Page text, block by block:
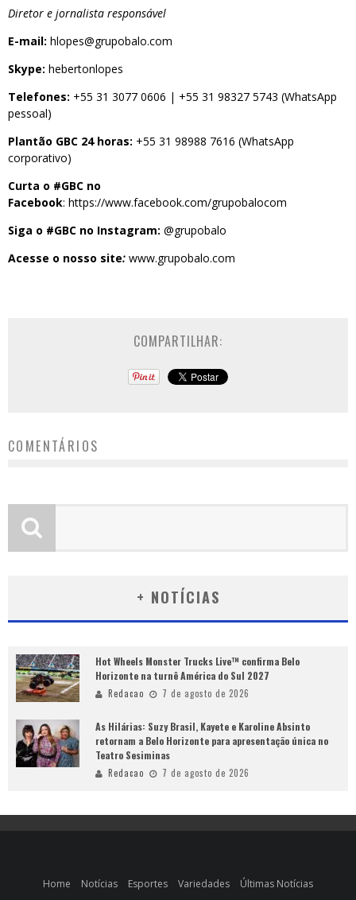
Diretor e jornalista responsável
E-mail: hlopes@grupobalo.com
Skype: hebertonlopes
Telefones: +55 31 3077 0606 | +55 31 98327 5743 (WhatsApp
pessoal)
Plantão GBC 24 horas: +55 31 98988 7616 (WhatsApp
corporativo)
Curta o #GBC no
Facebook: https://www.facebook.com/grupobalocom
Siga o #GBC no Instagram: @grupobalo
Acesse o nosso site: www.grupobalo.com
COMPARTILHAR:
COMENTÁRIOS
+ NOTÍCIAS
Hot Wheels Monster Trucks Live™ confirma Belo
Horizonte na turnê América do Sul 2027
Redacao 7 de agosto de 2026
As Hilárias: Suzy Brasil, Kayete e Karoline Absinto
retornam a Belo Horizonte para apresentação única no
Teatro Sesiminas
Redacao 7 de agosto de 2026
Home Notícias Esportes Variedades Últimas Notícias